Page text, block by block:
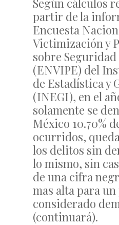
Según cálculos
partir de la
Encuesta
Victimización y
sobre
(ENVIPE) del
de Estadística y
(INEGI), en el
solamente se
México 10.70%
ocurridos,
los delitos sin
lo mismo, sin
de una cifra
mas alta para un
considerado
(continuará).